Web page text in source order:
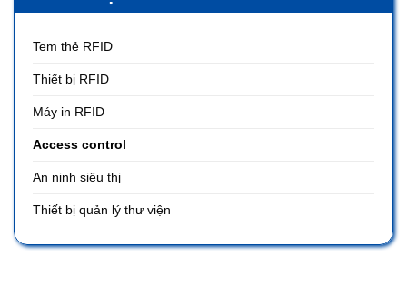
Tem thẻ RFID
Thiết bị RFID
Máy in RFID
Access control
An ninh siêu thị
Thiết bị quản lý thư viện